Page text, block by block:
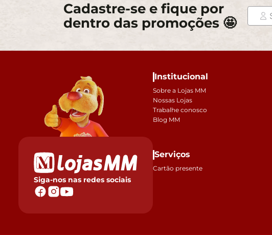
Cadastre-se e fique por
dentro das promoções 🤩
Siga-nos nas redes sociais
Institucional
Sobre a Lojas MM
Nossas Lojas
Trabalhe conosco
Blog MM
Serviços
Cartão presente